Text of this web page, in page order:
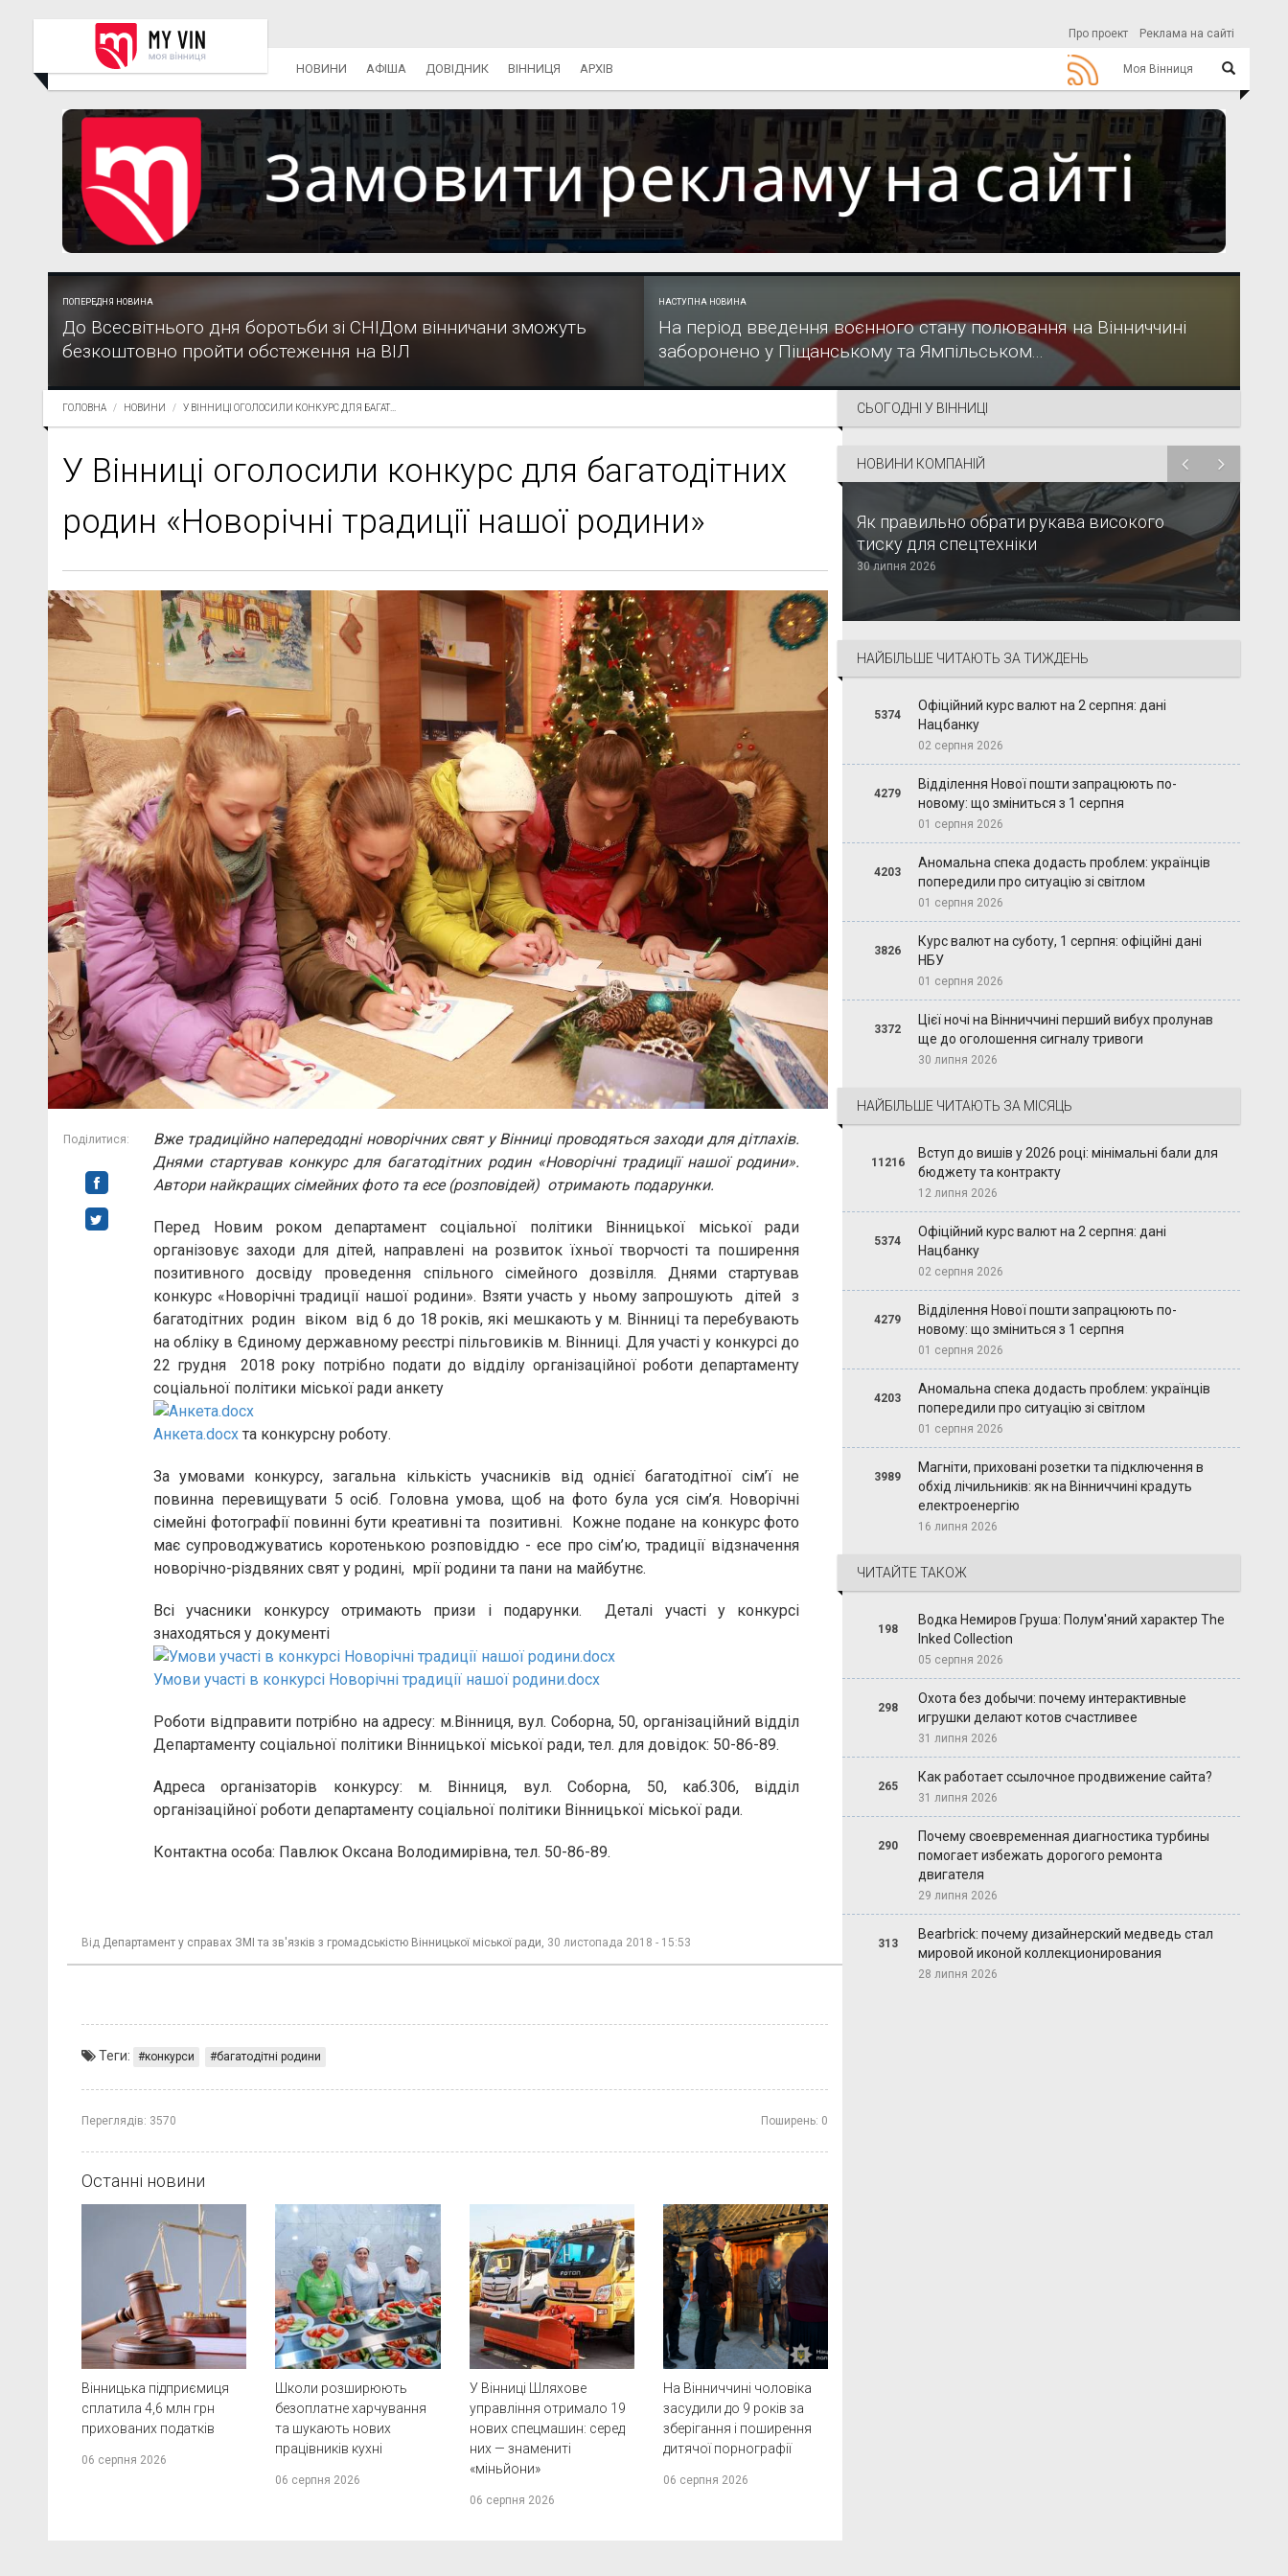
Про проект Реклама на сайті
Моя Вінниця
НОВИНИ АФІША ДОВІДНИК ВІННИЦЯ АРХІВ
ПОПЕРЕДНЯ НОВИНА
До Всесвітнього дня боротьби зі СНІДом вінничани зможуть
безкоштовно пройти обстеження на ВІЛ
НАСТУПНА НОВИНА
На період введення воєнного стану полювання на Вінниччині
заборонено у Піщанському та Ямпільськом...
ГОЛОВНА НОВИНИ У ВІННИЦІ ОГОЛОСИЛИ КОНКУРС ДЛЯ БАГАТ...
У Вінниці оголосили конкурс для багатодітних
родин «Новорічні традиції нашої родини»
Поділитися:
Вже традиційно напередодні новорічних свят у Вінниці проводяться заходи для дітлахів.
Днями стартував конкурс для багатодітних родин «Новорічні традиції нашої родини».
Автори найкращих сімейних фото та есе (розповідей) отримають подарунки.
Перед Новим роком департамент соціальної політики Вінницької міської ради
організовує заходи для дітей, направлені на розвиток їхньої творчості та поширення
позитивного досвіду проведення спільного сімейного дозвілля. Днями стартував
конкурс «Новорічні традиції нашої родини». Взяти участь у ньому запрошують дітей з
багатодітних родин віком від 6 до 18 років, які мешкають у м. Вінниці та перебувають
на обліку в Єдиному державному реєстрі пільговиків м. Вінниці. Для участі у конкурсі до
22 грудня 2018 року потрібно подати до відділу організаційної роботи департаменту
соціальної політики міської ради анкету
Анкета.docx та конкурсну роботу.
За умовами конкурсу, загальна кількість учасників від однієї багатодітної сім’ї не
повинна перевищувати 5 осіб. Головна умова, щоб на фото була уся сім’я. Новорічні
сімейні фотографії повинні бути креативні та позитивні. Кожне подане на конкурс фото
має супроводжуватись коротенькою розповіддю - есе про сім’ю, традиції відзначення
новорічно-різдвяних свят у родині, мрії родини та пани на майбутнє.
Всі учасники конкурсу отримають призи і подарунки. Деталі участі у конкурсі
знаходяться у документі
Умови участі в конкурсі Новорічні традиції нашої родини.docx
Роботи відправити потрібно на адресу: м.Вінниця, вул. Соборна, 50, організаційний відділ
Департаменту соціальної політики Вінницької міської ради, тел. для довідок: 50-86-89.
Адреса організаторів конкурсу: м. Вінниця, вул. Соборна, 50, каб.306, відділ
організаційної роботи департаменту соціальної політики Вінницької міської ради.
Контактна особа: Павлюк Оксана Володимирівна, тел. 50-86-89.
Від Департамент у справах ЗМІ та зв'язків з громадськістю Вінницької міської ради, 30 листопада 2018 - 15:53
Теги: конкурси багатодітні родини
Переглядів: 3570 Поширень: 0
Останні новини
Вінницька підприємиця
сплатила 4,6 млн грн
прихованих податків
06 серпня 2026
Школи розширюють
безоплатне харчування
та шукають нових
працівників кухні
06 серпня 2026
У Вінниці Шляхове
управління отримало 19
нових спецмашин: серед
них — знамениті
«міньйони»
06 серпня 2026
На Вінниччині чоловіка
засудили до 9 років за
зберігання і поширення
дитячої порнографії
06 серпня 2026
СЬОГОДНІ У ВІННИЦІ
НОВИНИ КОМПАНІЙ
Як правильно обрати рукава високого
тиску для спецтехніки
30 липня 2026
НАЙБІЛЬШЕ ЧИТАЮТЬ ЗА ТИЖДЕНЬ
5374
Офіційний курс валют на 2 серпня: дані
Нацбанку
02 серпня 2026
4279
Відділення Нової пошти запрацюють по-
новому: що зміниться з 1 серпня
01 серпня 2026
4203
Аномальна спека додасть проблем: українців
попередили про ситуацію зі світлом
01 серпня 2026
3826
Курс валют на суботу, 1 серпня: офіційні дані
НБУ
01 серпня 2026
3372
Цієї ночі на Вінниччині перший вибух пролунав
ще до оголошення сигналу тривоги
30 липня 2026
НАЙБІЛЬШЕ ЧИТАЮТЬ ЗА МІСЯЦЬ
11216
Вступ до вишів у 2026 році: мінімальні бали для
бюджету та контракту
12 липня 2026
5374
Офіційний курс валют на 2 серпня: дані
Нацбанку
02 серпня 2026
4279
Відділення Нової пошти запрацюють по-
новому: що зміниться з 1 серпня
01 серпня 2026
4203
Аномальна спека додасть проблем: українців
попередили про ситуацію зі світлом
01 серпня 2026
3989
Магніти, приховані розетки та підключення в
обхід лічильників: як на Вінниччині крадуть
електроенергію
16 липня 2026
ЧИТАЙТЕ ТАКОЖ
198
Водка Немиров Груша: Полум'яний характер The
Inked Collection
05 серпня 2026
298
Охота без добычи: почему интерактивные
игрушки делают котов счастливее
31 липня 2026
265
Как работает ссылочное продвижение сайта?
31 липня 2026
290
Почему своевременная диагностика турбины
помогает избежать дорогого ремонта
двигателя
29 липня 2026
313
Bearbrick: почему дизайнерский медведь стал
мировой иконой коллекционирования
28 липня 2026